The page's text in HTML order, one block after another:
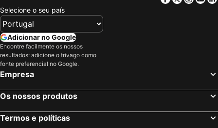
Ciudad Real, Castela-La Mancha Hotéis
Aranjuez, Madrid Hotéis
Nambroca, Castela-La Mancha Hotéis
Almagro, Castela-La Mancha Hotéis
Alcázar de San Juan, Castela-La Mancha Hotéis
Tomelloso, Castela-La Mancha Hotéis
Madrid, Madrid Hotéis
Sevilha, Andaluzia Hotéis
Barcelona, Catalunha Hotéis
Isla Cristina, Andaluzia Hotéis
Selecione o seu país
Adicionar no Google
Encontre facilmente os nossos
resultados: adicione o trivago como
fonte preferencial no Google.
Empresa
Os nossos produtos
Termos e políticas